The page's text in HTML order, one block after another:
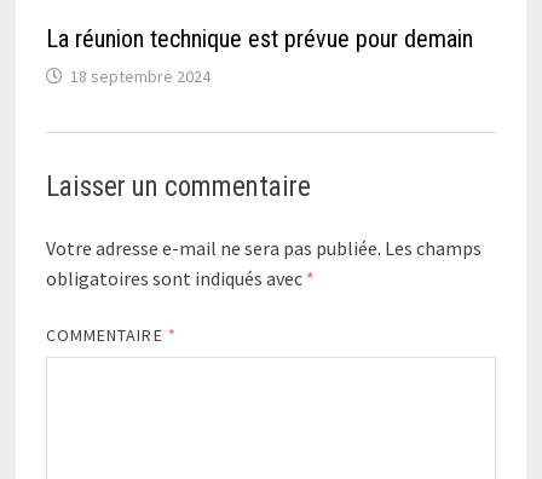
La réunion technique est prévue pour demain
18 septembre 2024
Laisser un commentaire
Votre adresse e-mail ne sera pas publiée. Les champs
obligatoires sont indiqués avec *
COMMENTAIRE *